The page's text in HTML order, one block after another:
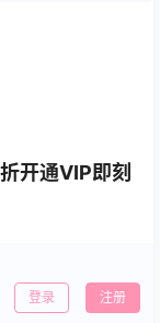
开通VIP即刻
登录 注册